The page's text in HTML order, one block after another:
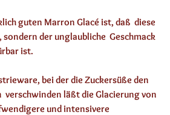
guten Marron Glacé ist, daß  diese
der unglaubliche  Geschmack
ist.
bei der die Zuckersüße den
verschwinden läßt die Glacierung von
und intensivere